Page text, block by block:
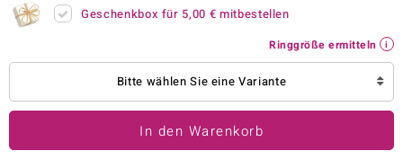
Collection
Geschenkbox für 5,00 € mitbestellen
Ringgröße ermitteln
Bitte wählen Sie eine Variante
In den Warenkorb